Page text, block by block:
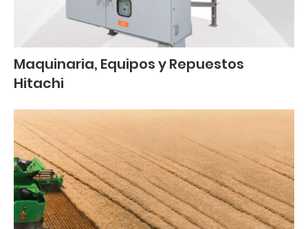
Maquinaria, Equipos y Repuestos
Hitachi